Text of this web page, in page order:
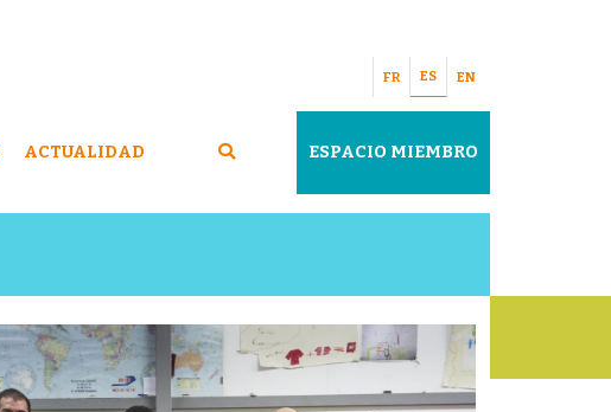
FR ES EN
ACTUALIDAD ESPACIO MIEMBRO